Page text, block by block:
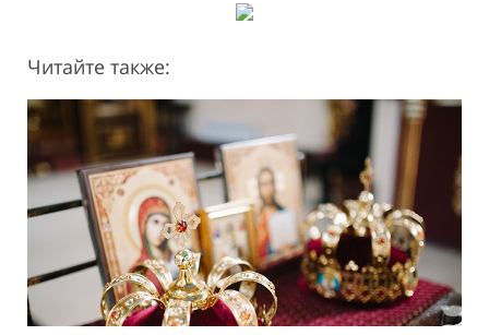
Читайте также: